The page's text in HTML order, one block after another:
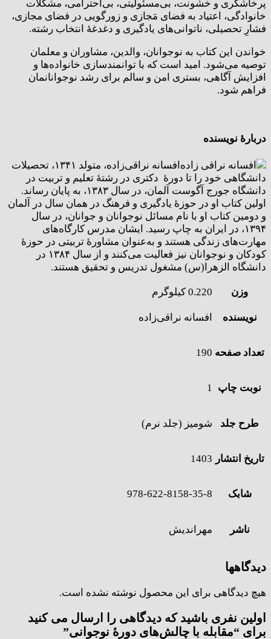
پرخاشگری و خشونت، بی‌مسئولیتی، بی‌احترامی، مشکلات
خانوادگی، اعتیاد به فضای مَجازی و زورگویی در فضای مجازی،
فشارِ تحصیلی، ناتوانی‌های یادگیری و دغدغۀ انتخاب رشته.
خواندن این کتاب به نوجوانان، والدین، مشاوران و معلمان
توصیه می‌شود. امید است که با توانمندسازی خانواده‌ها و
افزایش آگاهی، بستری امن و سالم برای رشد نوجوانانمان
فراهم شود.
دربارۀ نویسنده
افسانه نراقی‌زاده، متولد ۱۳۴۱، تحصیلات
دانشگاهی خود را تا دورۀ ‌ دکتری در رشتۀ تعلیم و تربیت در
دانشگاه جورج آگوست آلمان، در سال ۱۳۸۳، به پایان رساند.
اولین کتاب او در حوزۀ یادگیری و فرهنگ در همان سال در آلمان
و دومین کتاب او با نام مسائل نوجوانان و جوانان، در سال
۱۳۹۴، در ایران به چاپ رسید. ایشان مدرس کارگاه‌های
مهارت‌های زندگی هستند و به‌عنوان مشاورۀ تربیتی در حوزۀ
کودکان و نوجوانان نیز فعالیت می‌کنند و از سال ۱۳۸۴ در
دانشگاه الزهرا(س) مشغول تدریس و تحقیق هستند.
وزن 0.220 کیلوگرم
نویسنده افسانه نراقی‌زاده
تعداد صفحه 190
نوبت چاپ 1
طرح جلد شومیز (جلد نرم)
تاریخ انتشار 1403
شابک 978-622-8158-35-8
ناشر مهراندیش
دیدگاهها
هیچ دیدگاهی برای این محصول نوشته نشده است.
اولین نفری باشید که دیدگاهی را ارسال می کنید
برای “مقابله با چالش‌های دورۀ نوجوانی”